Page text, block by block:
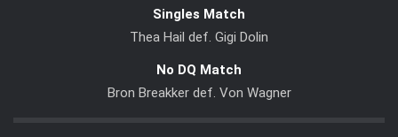
Singles Match
Thea Hail def. Gigi Dolin
No DQ Match
Bron Breakker def. Von Wagner